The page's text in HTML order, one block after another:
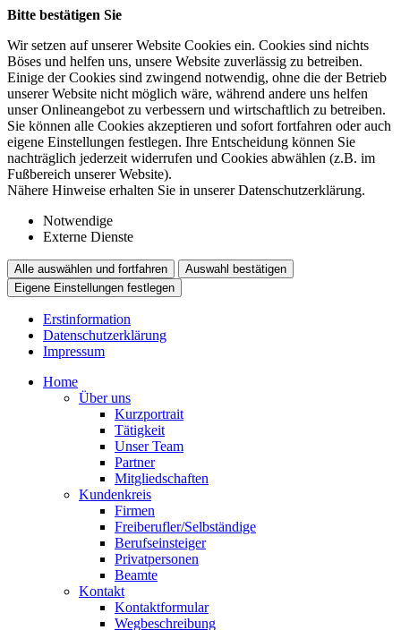
Bitte bestätigen Sie
Wir setzen auf unserer Website Cookies ein. Cookies sind nichts
Böses und helfen uns, unsere Website zuverlässig zu betreiben.
Einige der Cookies sind zwingend notwendig, ohne die der Betrieb
unserer Website nicht möglich wäre, während andere uns helfen
unser Onlineangebot zu verbessern und wirtschaftlich zu betreiben.
Sie können alle Cookies akzeptieren und sofort fortfahren oder auch
eigene Einstellungen festlegen. Ihre Entscheidung können Sie
nachträglich jederzeit widerrufen und Cookies abwählen (z.B. im
Fußbereich unserer Website).
Nähere Hinweise erhalten Sie in unserer Datenschutzerklärung.
Notwendige
Externe Dienste
Alle auswählen und fortfahren
Auswahl bestätigen
Eigene Einstellungen festlegen
Erstinformation
Datenschutzerklärung
Impressum
Home
Über uns
Kurzportrait
Tätigkeit
Unser Team
Partner
Mitgliedschaften
Kundenkreis
Firmen
Freiberufler/Selbständige
Berufseinsteiger
Privatpersonen
Beamte
Kontakt
Kontaktformular
Wegbeschreibung